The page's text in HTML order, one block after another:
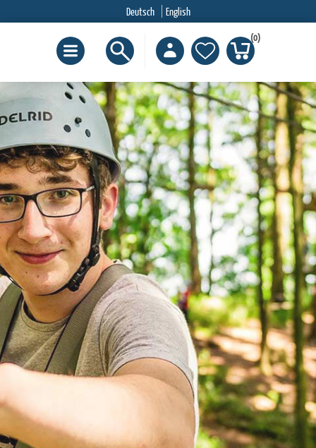
Deutsch English
(0)